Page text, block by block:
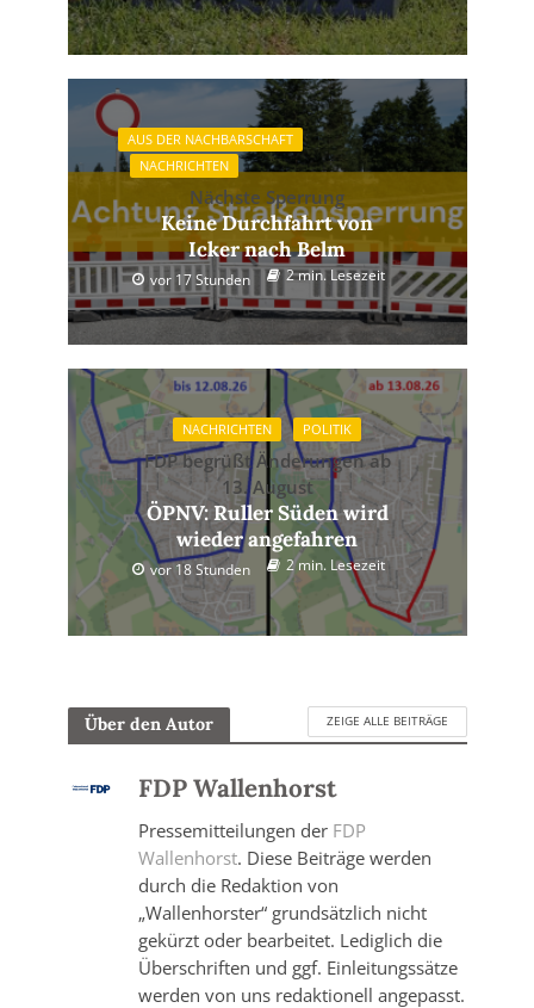
AUS DER NACHBARSCHAFT
NACHRICHTEN
Nächste Sperrung
Keine Durchfahrt von
Icker nach Belm
vor 17 Stunden 2 min. Lesezeit
NACHRICHTEN POLITIK
FDP begrüßt Änderungen ab
13. August
ÖPNV: Ruller Süden wird
wieder angefahren
vor 18 Stunden 2 min. Lesezeit
Über den Autor ZEIGE ALLE BEITRÄGE
FDP Wallenhorst
Pressemitteilungen der FDP
Wallenhorst. Diese Beiträge werden
durch die Redaktion von
„Wallenhorster“ grundsätzlich nicht
gekürzt oder bearbeitet. Lediglich die
Überschriften und ggf. Einleitungssätze
werden von uns redaktionell angepasst.